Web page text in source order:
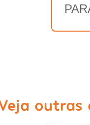
outras